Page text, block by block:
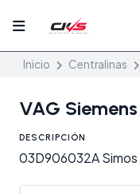
Inicio Centralinas
VAG
DESCRIPCIÓN
03D906032A Simos